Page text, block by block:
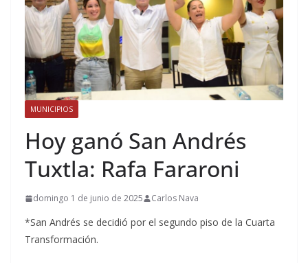
MUNICIPIOS
Hoy ganó San Andrés
Tuxtla: Rafa Fararoni
domingo 1 de junio de 2025 Carlos Nava
*San Andrés se decidió por el segundo piso de la Cuarta
Transformación.